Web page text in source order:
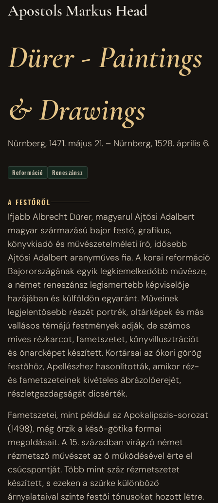
Apostols Markus Head
Dürer - Paintings
& Drawings
Nürnberg, 1471. május 21. – Nürnberg, 1528. április 6.
Reformáció Reneszánsz
A FESTŐRŐL
Ifjabb Albrecht Dürer, magyarul Ajtósi Adalbert
magyar származású bajor festő, grafikus,
könyvkiadó és művészetelméleti író, idősebb
Ajtósi Adalbert aranyműves fia. A korai reformáció
Bajorországának egyik legkiemelkedőbb művésze,
a német reneszánsz legismertebb képviselője
hazájában és külföldön egyaránt. Műveinek
legjelentősebb részét portrék, oltárképek és más
vallásos témájú festmények adják, de számos
míves rézkarcot, fametszetet, könyvillusztrációt
és önarcképet készített. Kortársai az ókori görög
festőhöz, Apellészhez hasonlították, amikor réz-
és fametszeteinek kivételes ábrázolóerejét,
részletgazdagságát dicsérték.
Fametszetei, mint például az Apokalipszis-sorozat
(1498), még őrzik a késő-gótika formai
megoldásait. A 15. században virágzó német
rézmetsző művészet az ő működésével érte el
csúcspontját. Több mint száz rézmetszetet
készített, s ezeken a szürke különböző
árnyalataival szinte festői tónusokat hozott létre.